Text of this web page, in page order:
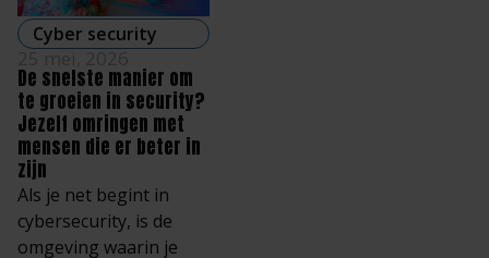
Cyber security
De snelste manier om
te groeien in security?
Jezelf omringen met
mensen die er beter in
zijn
Als je net begint in
cybersecurity, is de
omgeving waarin je